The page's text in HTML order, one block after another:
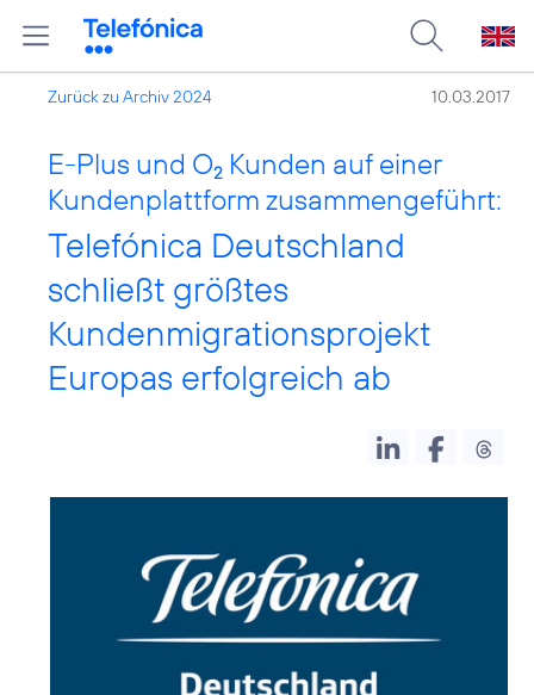
Zurück zu Archiv 2024 10.03.2017
E-Plus und O2 Kunden auf einer
Kundenplattform zusammengeführt:
Telefónica Deutschland
schließt größtes
Kundenmigrationsprojekt
Europas erfolgreich ab